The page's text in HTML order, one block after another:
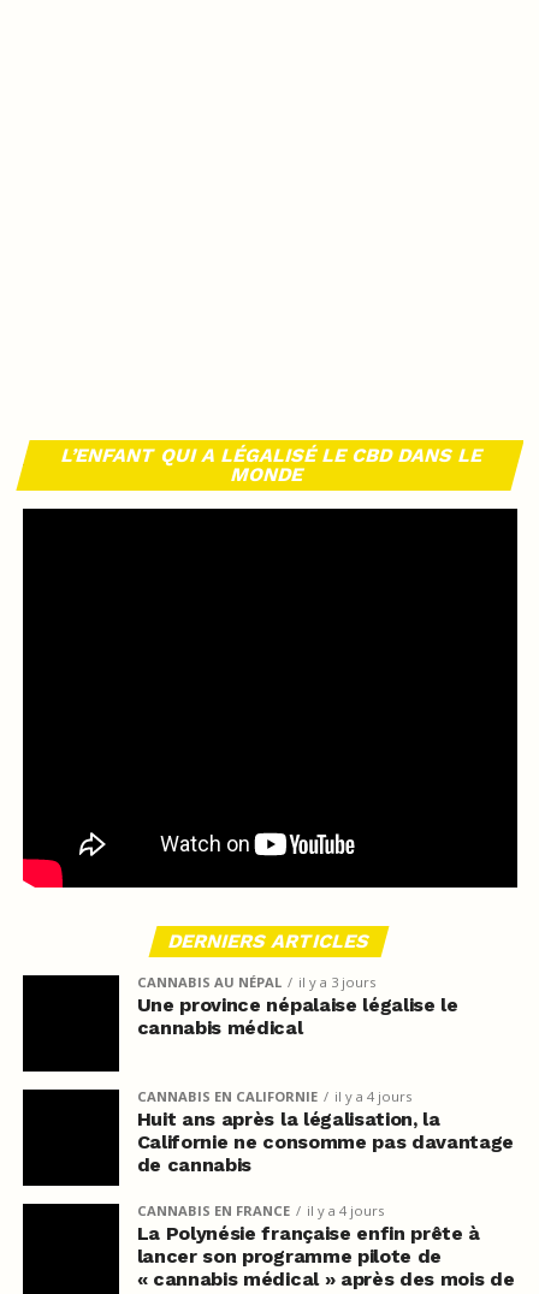
L’ENFANT QUI A LÉGALISÉ LE CBD DANS LE
MONDE
DERNIERS ARTICLES
CANNABIS AU NÉPAL il y a 3 jours
Une province népalaise légalise le
cannabis médical
CANNABIS EN CALIFORNIE il y a 4 jours
Huit ans après la légalisation, la
Californie ne consomme pas davantage
de cannabis
CANNABIS EN FRANCE il y a 4 jours
La Polynésie française enfin prête à
lancer son programme pilote de
« cannabis médical » après des mois de